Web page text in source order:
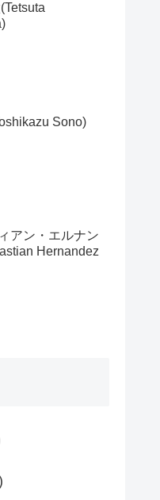
Sono)
アン・エルナン
Hernandez